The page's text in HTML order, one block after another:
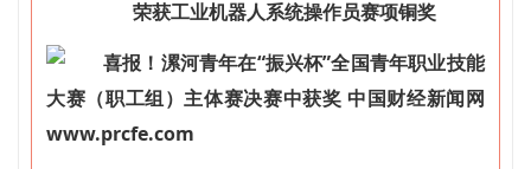
荣获工业机器人系统操作员赛项铜奖